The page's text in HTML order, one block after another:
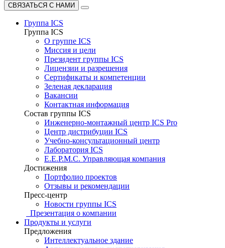
СВЯЗАТЬСЯ С НАМИ
Группа ICS
Группа ICS
О группе ICS
Миссия и цели
Президент группы ICS
Лицензии и разрешения
Сертификаты и компетенции
Зеленая декларация
Вакансии
Контактная информация
Состав группы ICS
Инженерно-монтажный центр ICS Pro
Центр дистрибуции ICS
Учебно-консультационный центр
Лаборатория ICS
E.E.P.M.C. Управляющая компания
Достижения
Портфолио проектов
Отзывы и рекомендации
Пресс-центр
Новости группы ICS
Презентация о компании
Продукты и услуги
Предложения
Интеллектуальное здание